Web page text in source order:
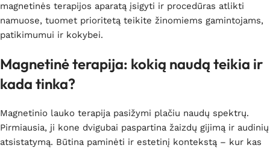
magnetinės terapijos aparatą įsigyti ir procedūras atlikti
namuose, tuomet prioritetą teikite žinomiems gamintojams,
patikimumui ir kokybei.
Magnetinė terapija: kokią naudą teikia ir
kada tinka?
Magnetinio lauko terapija pasižymi plačiu naudų spektrų.
Pirmiausia, ji kone dvigubai paspartina žaizdų gijimą ir audinių
atsistatymą. Būtina paminėti ir estetinį kontekstą – kur kas